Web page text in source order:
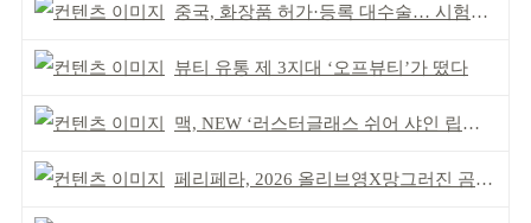
중국, 화장품 허가·등록 대수술… 시험자료 공용 허용
뷰티 유통 제 3지대 ‘오프뷰티’가 떴다
맥, NEW ‘러스터글래스 쉬어 샤인 립스틱’ 출시
페리페라, 2026 올리브영X망그러진 곰 콜라보